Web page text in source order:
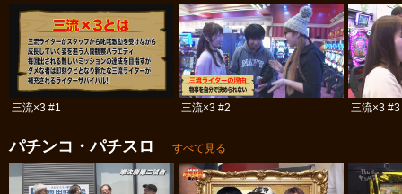
三流×3 #1 三流×3 #2 三流×3 #3
パチンコ・パチスロ すべて見る